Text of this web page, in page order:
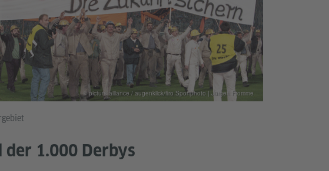
der 1.000 Derbys
© picture alliance / augenklick/firo Sportphoto | Jürgen Fromme